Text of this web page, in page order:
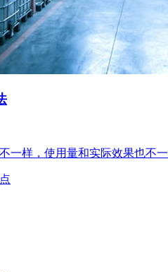
一样，使用量和实际效果也不